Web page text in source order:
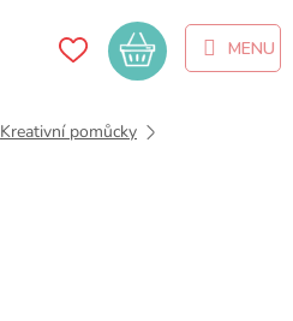
Nákupní
košík
Kreativní pomůcky